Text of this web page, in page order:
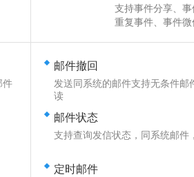
件
支持事件分享、
重复事件、事件
邮件撤回
发送同系统的邮件支持无条件邮
读
邮件状态
支持查询发信状态，同系统邮件
定时邮件